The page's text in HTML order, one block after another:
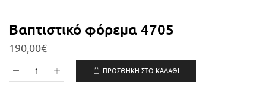
Βαπτιστικό φόρεμα 4705
190,00€
ΠΡΟΣΘΉΚΗ ΣΤΟ ΚΑΛΆΘΙ